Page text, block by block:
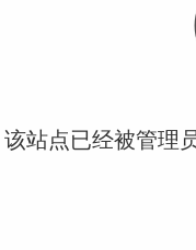
站点已经被管理